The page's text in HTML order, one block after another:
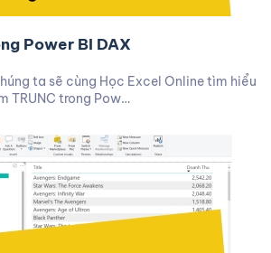
Power BI DAX
ta sẽ cùng Học Excel Online tìm hiểu
TRUNC trong Pow…